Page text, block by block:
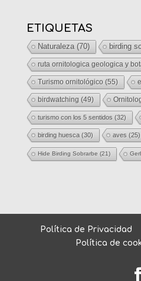
ETIQUETAS
Naturaleza(70) birding
ruta ornitologica geologica y
Turismo ornitológico (55)
birdwatching (49)
turismo con los 5 sentidos (32)
birding huesca(30) aves (25)
Hide Birding Sobrarbe (21)
Política de Privacidad
Política de